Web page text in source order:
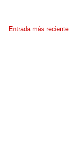
Entrada más reciente